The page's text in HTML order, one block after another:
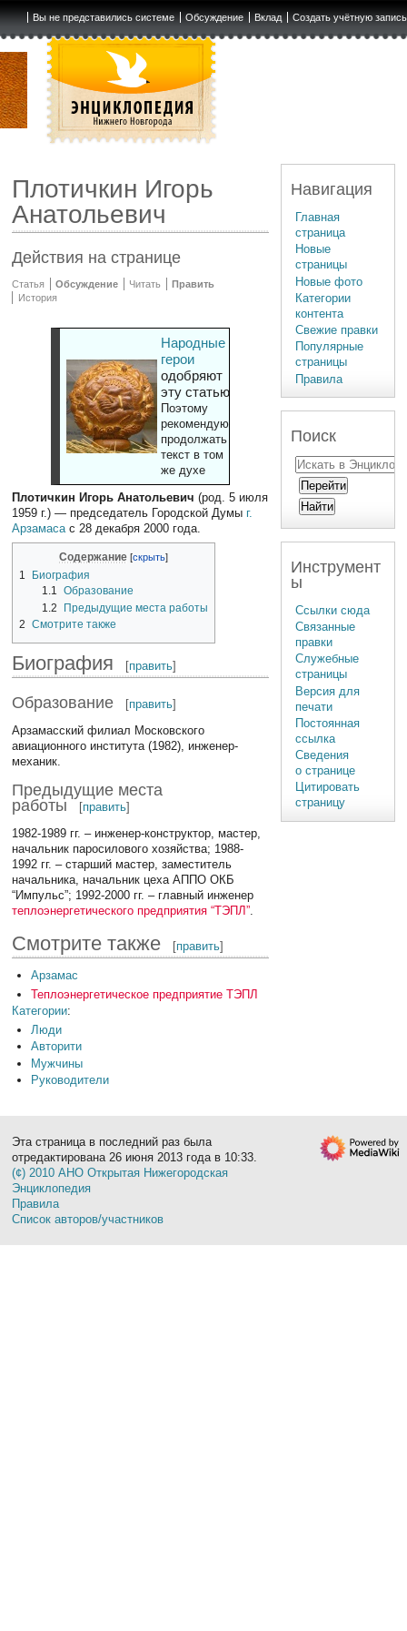
Вы не представились системе Обсуждение Вклад Создать учётную запись
Плотичкин Игорь
Анатольевич
Действия на странице
Статья Обсуждение Читать
Править
История
Народные
герои
одобряют
эту статью
Поэтому
рекомендуют
продолжать
текст в том
же духе
Плотичкин Игорь Анатольевич (род. 5 июля
1959 г.) — председатель Городской Думы г.
Арзамасас 28 декабря 2000 года.
Содержание
1
Биография
1.1 Образование
1.2
Предыдущие места работы
2
Смотрите также
Биография [править]
Образование [править]
Арзамасский филиал Московского
авиационного института (1982), инженер-
механик.
Предыдущие места
работы
[править]
1982-1989 гг. – инженер-конструктор, мастер,
начальник паросилового хозяйства; 1988-
1992 гг. – старший мастер, заместитель
начальника, начальник цеха АППО ОКБ
“Импульс”; 1992-2000 гг. – главный инженер
теплоэнергетического предприятия “ТЭПЛ”.
Смотрите также [править]
Арзамас
Теплоэнергетическое предприятие ТЭПЛ
Категории:
Люди
Авторити
Мужчины
Руководители
Навигация
Главная
страница
Новые
страницы
Новые фото
Категории
контента
Свежие правки
Популярные
страницы
Правила
Поиск
Инструмент
ы
Ссылки сюда
Связанные
правки
Служебные
страницы
Версия для
печати
Постоянная
ссылка
Сведения
о странице
Цитировать
страницу
Эта страница в последний раз была
отредактирована 26 июня 2013 года в 10:33.
(¢) 2010 АНО Открытая Нижегородская
Энциклопедия
Правила
Список авторов/участников